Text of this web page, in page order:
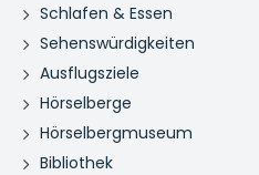
Schlafen & Essen
Sehenswürdigkeiten
Ausflugsziele
Hörselberge
Hörselbergmuseum
Bibliothek